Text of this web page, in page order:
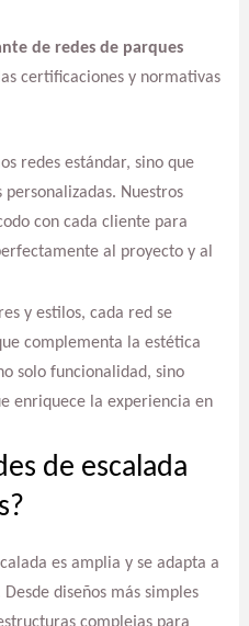
de redes de parques
certificaciones y normativas
redes estándar, sino que
Nuestros
con cada cliente para
al proyecto y al
y estilos, cada red se
complementa la estética
solo funcionalidad, sino
enriquece la experiencia en
de escalada
es amplia y se adapta a
diseños más simples